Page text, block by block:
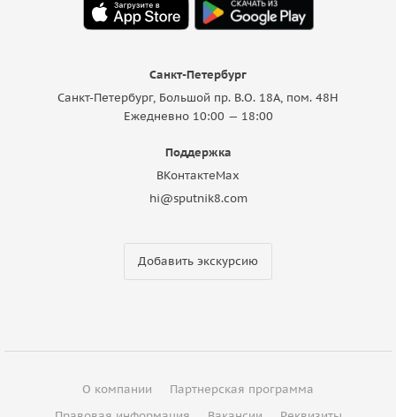
Санкт-Петербург
Санкт-Петербург, Большой пр. В.О. 18A, пом. 48Н
Ежедневно 10:00 — 18:00
Поддержка
ВКонтактеMax
hi@sputnik8.com
Добавить экскурсию
О компании
Партнерская программа